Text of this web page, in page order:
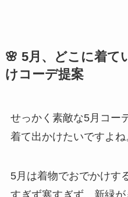
🌸 5月、どこに着て
けコーデ提案
せっかく素敵な5月コー
着て出かけたいですよね
5月は着物でおでかけす